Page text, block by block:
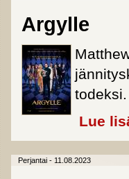
Argylle
todeksi.
Lue
Perjantai - 11.08.2023